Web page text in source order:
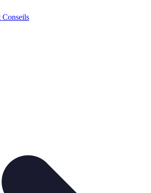
Conseils